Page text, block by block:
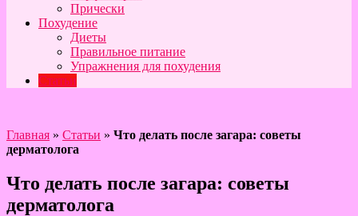
Прически
Похудение
Диеты
Правильное питание
Упражнения для похудения
Статьи
Главная » Статьи » Что делать после загара: советы
дерматолога
Что делать после загара: советы
дерматолога